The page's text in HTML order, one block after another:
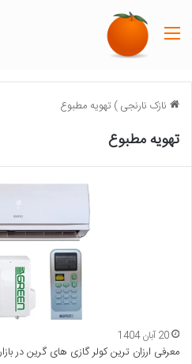
نازک نارنجی) تهویه مطبوع
تهویه مطبوع
20 آبان 1404
معرفی ارزان ترین کولر گازی های گرین در